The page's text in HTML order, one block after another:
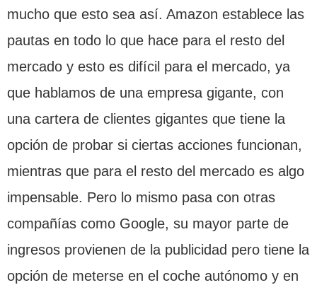
mucho que esto sea así. Amazon establece las
pautas en todo lo que hace para el resto del
mercado y esto es difícil para el mercado, ya
que hablamos de una empresa gigante, con
una cartera de clientes gigantes que tiene la
opción de probar si ciertas acciones funcionan,
mientras que para el resto del mercado es algo
impensable. Pero lo mismo pasa con otras
compañías como Google, su mayor parte de
ingresos provienen de la publicidad pero tiene la
opción de meterse en el coche autónomo y en